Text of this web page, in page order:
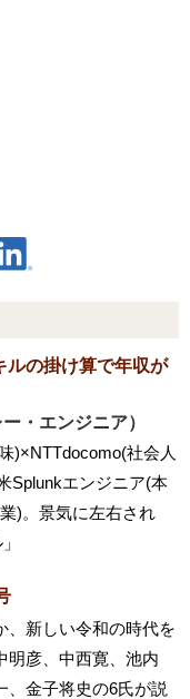
ルの掛け算で年収が
・エンジニア）
)×NTTdocomo(社会人
Splunkエンジニア(本
)。景気に左右され
、新しい令和の時代を
明彦、中西寛、池内
、金子将史の6氏が説